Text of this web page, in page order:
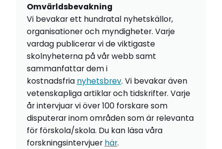
Omvärldsbevakning
Vi bevakar ett hundratal nyhetskällor,
organisationer och myndigheter. Varje
vardag publicerar vi de viktigaste
skolnyheterna på vår webb samt
sammanfattar dem i
kostnadsfria nyhetsbrev. Vi bevakar även
vetenskapliga artiklar och tidskrifter. Varje
år intervjuar vi över 100 forskare som
disputerar inom områden som är relevanta
för förskola/skola. Du kan läsa våra
forskningsintervjuer här.